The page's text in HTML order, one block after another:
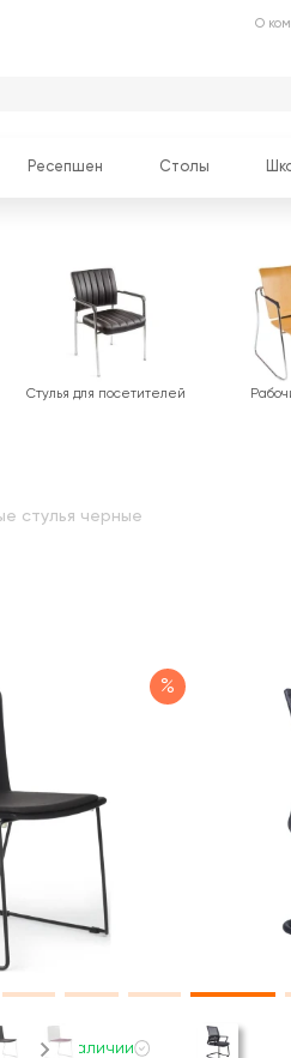
О
Ресепшен Столы
стулья черные
%
В наличии
Стулья для посетителей